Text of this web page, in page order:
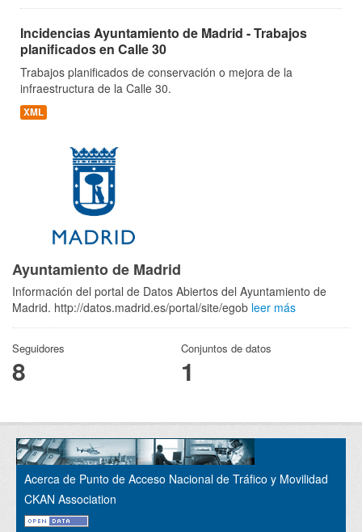
Incidencias Ayuntamiento de Madrid - Trabajos
planificados en Calle 30
Trabajos planificados de conservación o mejora de la
infraestructura de la Calle 30.
XML
Ayuntamiento de Madrid
Información del portal de Datos Abiertos del Ayuntamiento de
Madrid. http://datos.madrid.es/portal/site/egob leer más
Seguidores
8
Conjuntos de datos
1
Acerca de Punto de Acceso Nacional de Tráfico y Movilidad
CKAN Association